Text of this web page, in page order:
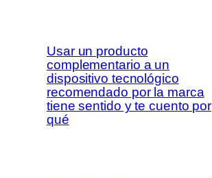
Usar un producto
complementario a un
dispositivo tecnológico
recomendado por la marca
tiene sentido y te cuento por
qué